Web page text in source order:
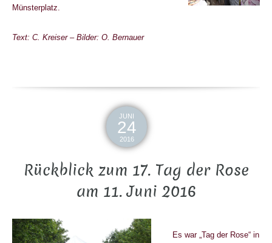
Münsterplatz.
Text: C. Kreiser – Bilder: O. Bernauer
JUNI
24
2016
Rückblick zum 17. Tag der Rose
am 11. Juni 2016
Es war „Tag der Rose“ in